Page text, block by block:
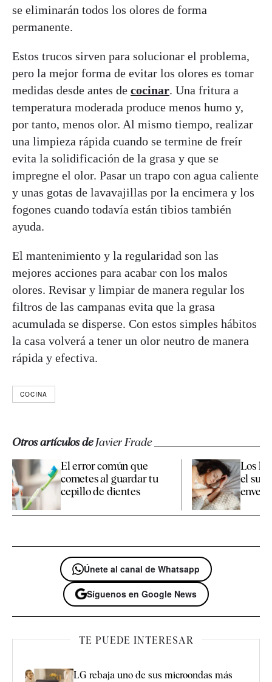
se eliminarán todos los olores de forma
permanente.
Estos trucos sirven para solucionar el problema,
pero la mejor forma de evitar los olores es tomar
medidas desde antes de cocinar. Una fritura a
temperatura moderada produce menos humo y,
por tanto, menos olor. Al mismo tiempo, realizar
una limpieza rápida cuando se termine de freír
evita la solidificación de la grasa y que se
impregne el olor. Pasar un trapo con agua caliente
y unas gotas de lavavajillas por la encimera y los
fogones cuando todavía están tibios también
ayuda.
El mantenimiento y la regularidad son las
mejores acciones para acabar con los malos
olores. Revisar y limpiar de manera regular los
filtros de las campanas evita que la grasa
acumulada se disperse. Con estos simples hábitos
la casa volverá a tener un olor neutro de manera
rápida y efectiva.
COCINA
Otros artículos deJavier Frade
El error común que
cometes al guardar tu
cepillo de dientes
Los
el
Únete al canal de Whatsapp
Síguenos en Google News
TE PUEDE INTERESAR
LG rebaja uno de sus microondas más